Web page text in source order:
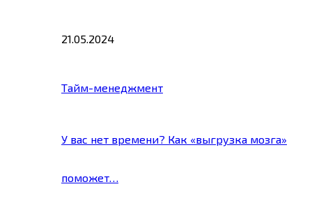
21.05.2024
Тайм-менеджмент
У вас нет времени? Как «выгрузка мозга»
поможет…